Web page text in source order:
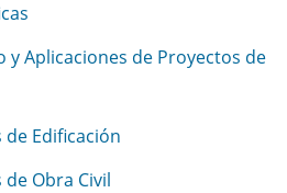
y Aplicaciones de Proyectos de
de Edificación
de Obra Civil